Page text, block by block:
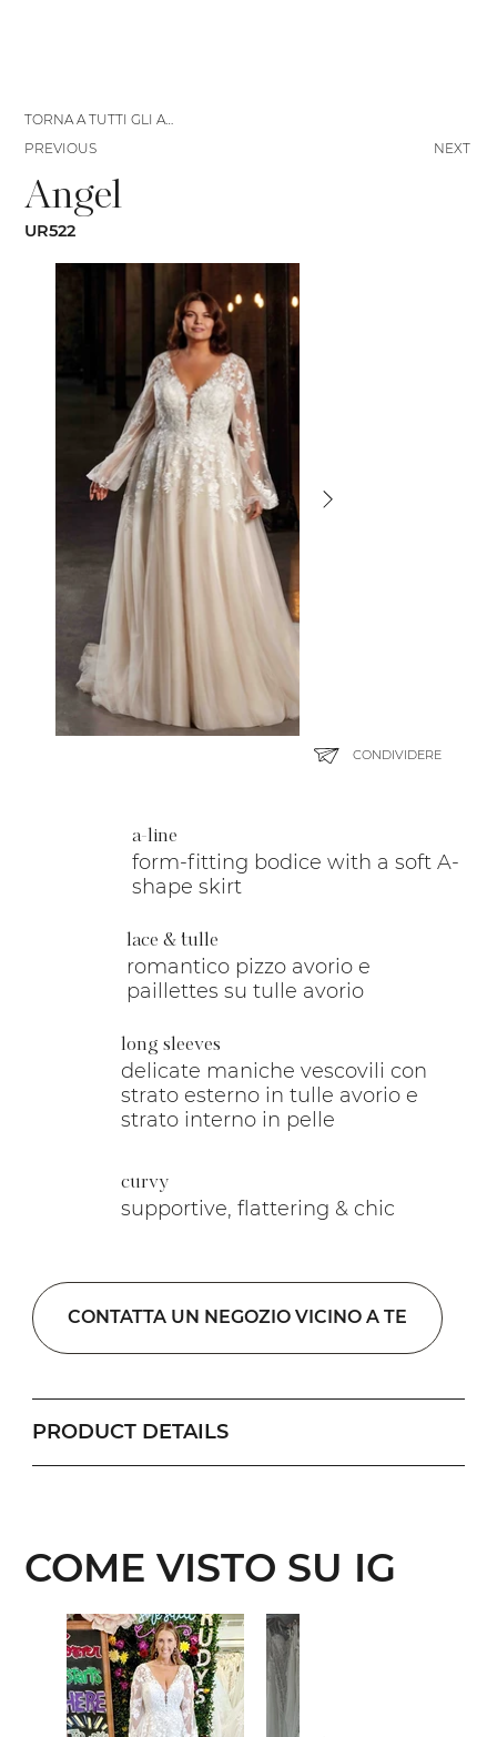
a-line
form-fitting bodice with a soft A-
shape skirt
lace & tulle
romantico pizzo avorio e
paillettes su tulle avorio
long sleeves
delicate maniche vescovili con
strato esterno in tulle avorio e
strato interno in pelle
curvy
supportive, flattering & chic
CONTATTA UN NEGOZIO VICINO A TE
Angel
UR522
CONDIVIDERE
NEXT
TORNA A TUTTI GLI ABITI
PREVIOUS
PRODUCT DETAILS
COME VISTO SU IG